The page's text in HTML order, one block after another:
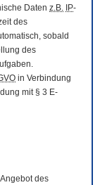
Daten z.B. IP-
des
sobald
des
in Verbindung
mit § 3 E-
des